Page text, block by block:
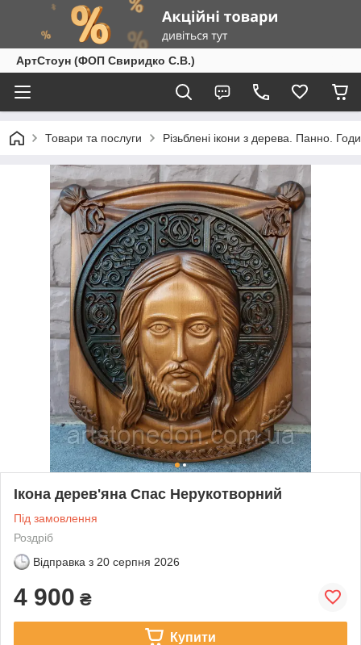
АртСтоун (ФОП Свиридко С.В.)
Товари та послуги Різьблені ікони з дерева. Панно.
Ікона дерев'яна Спас Нерукотворний
Під замовлення
Роздріб
Відправка з 20 серпня 2026
4 900 ₴
Купити